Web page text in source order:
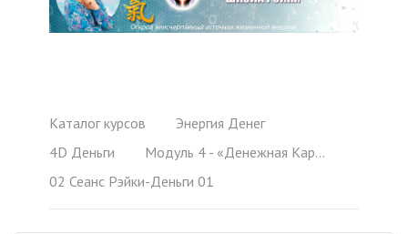
Каталог курсов
Энергия Денег
4D Деньги
Модуль 4 - «Денежная Карма»
02 Сеанс Рэйки-Деньги 01